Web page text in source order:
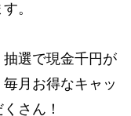
。
選で現金千円が
月お得なキャッ
さん！